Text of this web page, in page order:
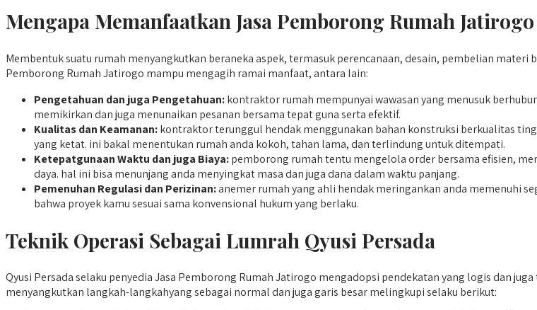
Mengapa Memanfaatkan Jasa Pemborong Rumah
Membentuk suatu rumah menyangkutkan beraneka aspek, termasuk perencanaan, desain, pembelian
Pemborong Rumah Jatirogo mampu mengagih ramai manfaat, antara lain:
Pengetahuan dan juga Pengetahuan:kontraktor rumah mempunyai wawasan yang menusuk
memikirkan dan juga menunaikan pesanan bersama tepat guna serta efektif.
Kualitas dan Keamanan:kontraktor terunggul hendak menggunakan bahan konstruksi berkualitas
yang ketat. ini bakal menentukan rumah anda kokoh, tahan lama, dan terlindung untuk ditempati.
Ketepatgunaan Waktu dan juga Biaya:pemborong rumah tentu mengelola order bersama efisien,
daya. hal ini bisa menunjang anda menyingkat masa dan juga dana dalam waktu panjang.
Pemenuhan Regulasi dan Perizinan:anemer rumah yang ahli hendak meringankan anda memenuhi
bahwa proyek kamu sesuai sama konvensional hukum yang berlaku.
Teknik Operasi Sebagai Lumrah Qyusi Persada
Qyusi Persada selaku penyedia Jasa Pemborong Rumah Jatirogo mengadopsi pendekatan yang logis dan
menyangkutkan langkah-langkahyang sebagai normal dan juga garis besar melingkupi selaku berikut: